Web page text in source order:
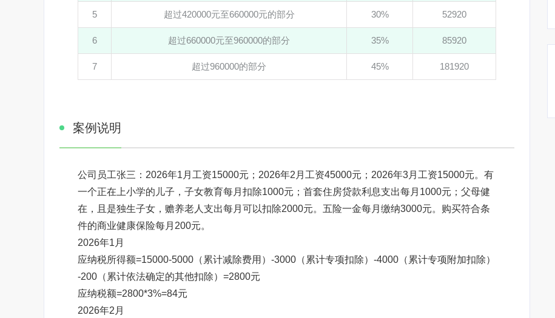
5 超过420000元至660000元的部分 30% 52920
6 超过660000元至960000的部分 35% 85920
7 超过960000的部分 45% 181920
案例说明
公司员工张三：2026年1月工资15000元；2026年2月工资45000元；2026年3月工资15000元。有
一个正在上小学的儿子，子女教育每月扣除1000元；首套住房贷款利息支出每月1000元；父母健
在，且是独生子女，赡养老人支出每月可以扣除2000元。五险一金每月缴纳3000元。购买符合条
件的商业健康保险每月200元。
2026年1月
应纳税所得额=15000-5000（累计减除费用）-3000（累计专项扣除）-4000（累计专项附加扣除）
-200（累计依法确定的其他扣除）=2800元
应纳税额=2800*3%=84元
2026年2月